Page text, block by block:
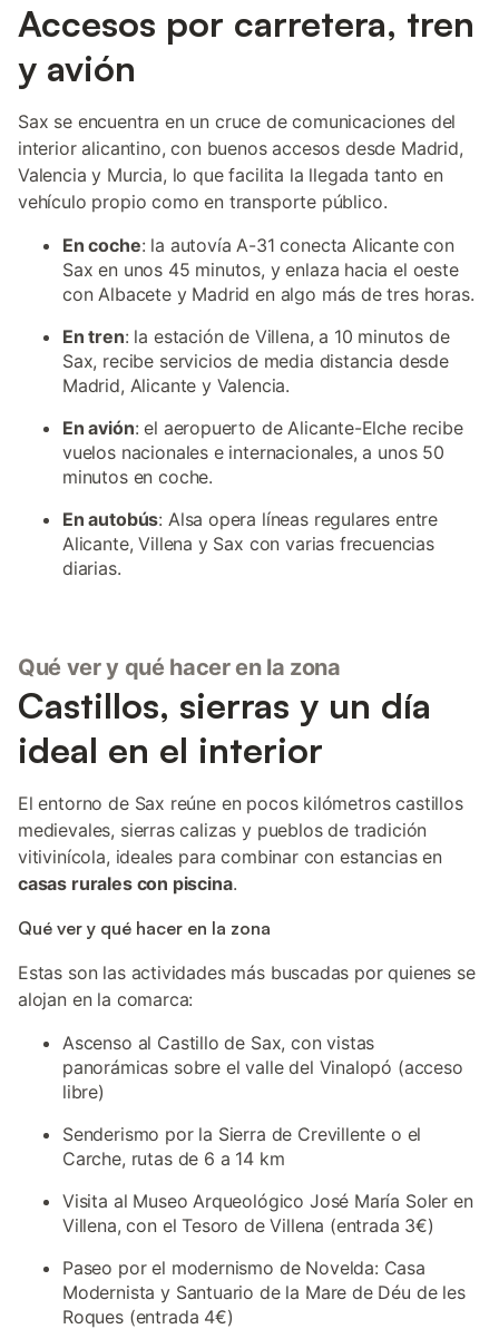
Accesos por carretera, tren
y avión
Sax se encuentra en un cruce de comunicaciones del
interior alicantino, con buenos accesos desde Madrid,
Valencia y Murcia, lo que facilita la llegada tanto en
vehículo propio como en transporte público.
En coche: la autovía A-31 conecta Alicante con
Sax en unos 45 minutos, y enlaza hacia el oeste
con Albacete y Madrid en algo más de tres horas.
En tren: la estación de Villena, a 10 minutos de
Sax, recibe servicios de media distancia desde
Madrid, Alicante y Valencia.
En avión: el aeropuerto de Alicante-Elche recibe
vuelos nacionales e internacionales, a unos 50
minutos en coche.
En autobús: Alsa opera líneas regulares entre
Alicante, Villena y Sax con varias frecuencias
diarias.
Qué ver y qué hacer en la zona
Castillos, sierras y un día
ideal en el interior
El entorno de Sax reúne en pocos kilómetros castillos
medievales, sierras calizas y pueblos de tradición
vitivinícola, ideales para combinar con estancias en
casas rurales con piscina.
Qué ver y qué hacer en la zona
Estas son las actividades más buscadas por quienes se
alojan en la comarca:
Ascenso al Castillo de Sax, con vistas
panorámicas sobre el valle del Vinalopó (acceso
libre)
Senderismo por la Sierra de Crevillente o el
Carche, rutas de 6 a 14 km
Visita al Museo Arqueológico José María Soler en
Villena, con el Tesoro de Villena (entrada 3€)
Paseo por el modernismo de Novelda: Casa
Modernista y Santuario de la Mare de Déu de les
Roques (entrada 4€)